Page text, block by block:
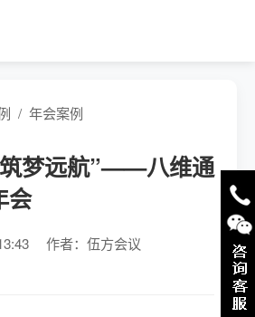
/ 年会案例
筑梦远航”——八维通
会
作者：伍方会议